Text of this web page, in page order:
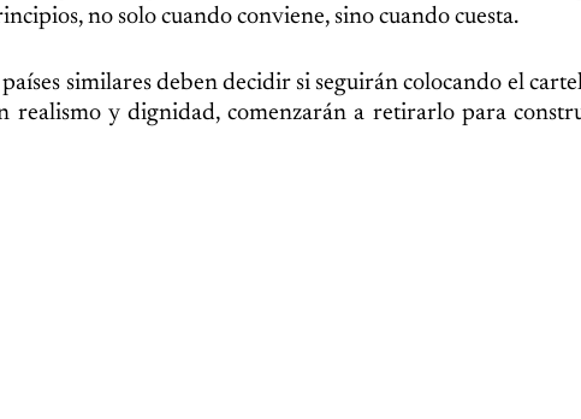
no solo cuando conviene, sino cuando cuesta.
similares deben decidir si seguirán colocando el
realismo y dignidad, comenzarán a retirarlo para